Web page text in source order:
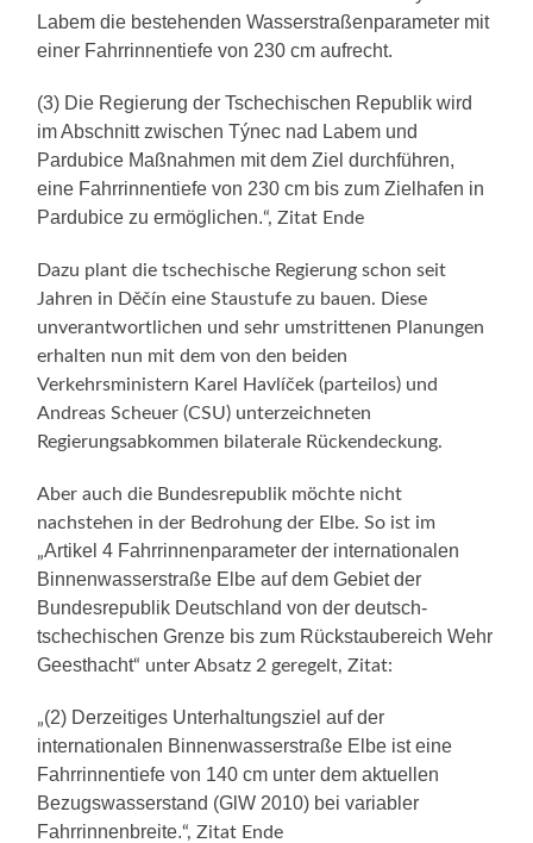
Labem die bestehenden Wasserstraßenparameter mit
einer Fahrrinnentiefe von 230 cm aufrecht.
(3) Die Regierung der Tschechischen Republik wird
im Abschnitt zwischen Týnec nad Labem und
Pardubice Maßnahmen mit dem Ziel durchführen,
eine Fahrrinnentiefe von 230 cm bis zum Zielhafen in
Pardubice zu ermöglichen.“, Zitat Ende
Dazu plant die tschechische Regierung schon seit
Jahren in Děčín eine Staustufe zu bauen. Diese
unverantwortlichen und sehr umstrittenen Planungen
erhalten nun mit dem von den beiden
Verkehrsministern Karel Havlíček (parteilos) und
Andreas Scheuer (CSU) unterzeichneten
Regierungsabkommen bilaterale Rückendeckung.
Aber auch die Bundesrepublik möchte nicht
nachstehen in der Bedrohung der Elbe. So ist im
„Artikel 4 Fahrrinnenparameter der internationalen
Binnenwasserstraße Elbe auf dem Gebiet der
Bundesrepublik Deutschland von der deutsch-
tschechischen Grenze bis zum Rückstaubereich Wehr
Geesthacht“ unter Absatz 2 geregelt, Zitat:
„(2) Derzeitiges Unterhaltungsziel auf der
internationalen Binnenwasserstraße Elbe ist eine
Fahrrinnentiefe von 140 cm unter dem aktuellen
Bezugswasserstand (GlW 2010) bei variabler
Fahrrinnenbreite.“, Zitat Ende